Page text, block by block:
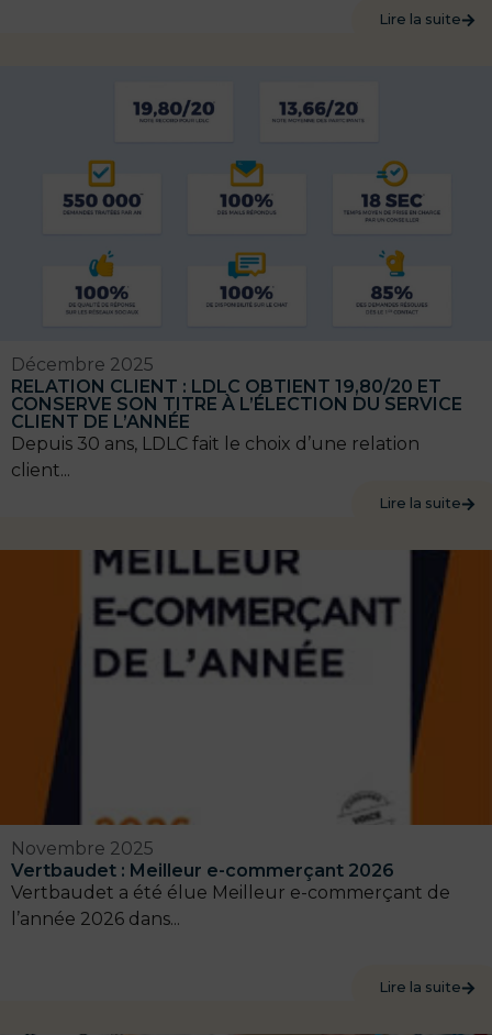
Lire la suite
RELATION CLIENT : LDLC OBTIENT 19,80/20 ET
CONSERVE SON TITRE À L’ÉLECTION DU SERVICE
CLIENT DE L’ANNÉE
Décembre 2025
Depuis 30 ans, LDLC fait le choix d’une relation
client...
Lire la suite
Vertbaudet : Meilleur e-commerçant 2026
Novembre 2025
Vertbaudet a été élue Meilleur e-commerçant de
l’année 2026 dans...
Lire la suite